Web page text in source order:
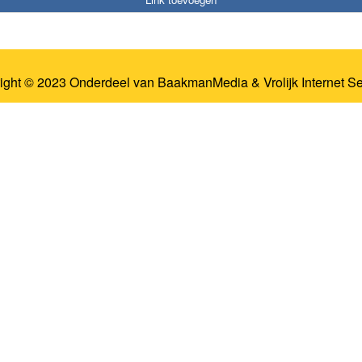
© 2023 Onderdeel van BaakmanMedia& Vrolijk Internet